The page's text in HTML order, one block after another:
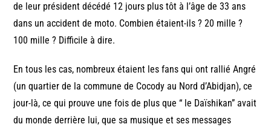
de leur président décédé 12 jours plus tôt à l’âge de 33 ans
dans un accident de moto. Combien étaient-ils ? 20 mille ?
100 mille ? Difficile à dire.
En tous les cas, nombreux étaient les fans qui ont rallié Angré
(un quartier de la commune de Cocody au Nord d’Abidjan), ce
jour-là, ce qui prouve une fois de plus que “ le Daïshikan” avait
du monde derrière lui, que sa musique et ses messages